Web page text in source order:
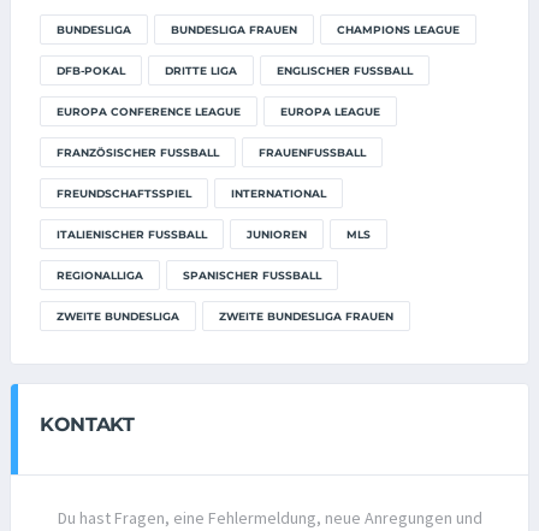
BUNDESLIGA BUNDESLIGA FRAUEN CHAMPIONS LEAGUE
DFB-POKAL DRITTE LIGA ENGLISCHER FUSSBALL
EUROPA CONFERENCE LEAGUE EUROPA LEAGUE
FRANZÖSISCHER FUSSBALL FRAUENFUSSBALL
FREUNDSCHAFTSSPIEL INTERNATIONAL
ITALIENISCHER FUSSBALL JUNIOREN MLS
REGIONALLIGA SPANISCHER FUSSBALL
ZWEITE BUNDESLIGA ZWEITE BUNDESLIGA FRAUEN
KONTAKT
Du hast Fragen, eine Fehlermeldung, neue Anregungen und